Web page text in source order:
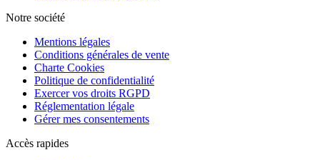
Notre société
Mentions légales
Conditions générales de vente
Charte Cookies
Politique de confidentialité
Exercer vos droits RGPD
Réglementation légale
Gérer mes consentements
Accès rapides